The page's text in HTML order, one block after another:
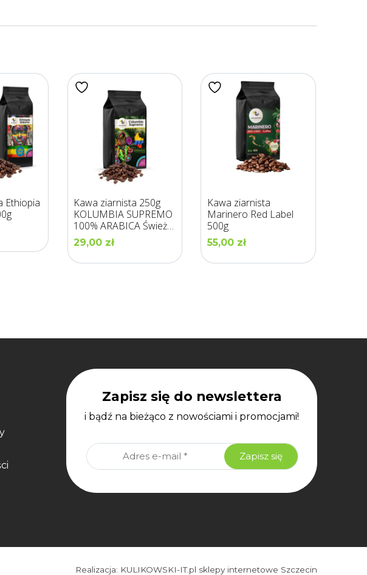
Ethiopia
Kawa ziarnista 250g
KOLUMBIA SUPREMO
100% ARABICA Świeżo
Palona -LOS GUSTOS
29,00 zł
Kawa ziarnista
Marinero Red Label
500g
55,00 zł
Zapisz się do newslettera
i bądź na bieżąco z nowościami i promocjami!
Realizacja: KULIKOWSKI-IT.pl sklepy internetowe Szczecin